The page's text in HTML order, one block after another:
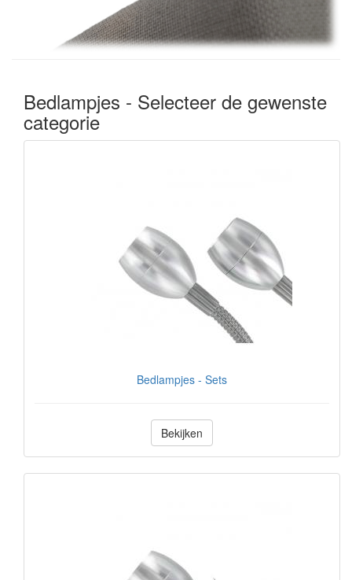
Bedlampjes - Selecteer de gewenste
categorie
Bedlampjes - Sets
Bekijken